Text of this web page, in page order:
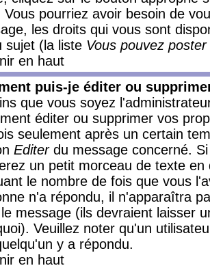
Vous pourriez avoir besoin de
les droits qui vous sont
sujet (la liste Vous pouvez
en haut
puis-je éditer ou
que vous soyez
éditer ou supprimer vos
seulement après un certain
Editerdu message concerné.
un petit morceau de texte
le nombre de fois que vous
n'a répondu, il n'apparaîtra
message (ils devraient laisser
Veuillez noter qu'un
y a répondu.
en haut